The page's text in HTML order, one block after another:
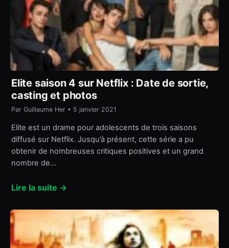
Elite saison 4 sur Netflix : Date de sortie,
casting et photos
Par Guillaume Her • 5 janvier 2021
Elite est un drame pour adolescents de trois saisons
diffusé sur Netflix. Jusqu’à présent, cette série a pu
obtenir de nombreuses critiques positives et un grand
nombre de…
Lire la suite →